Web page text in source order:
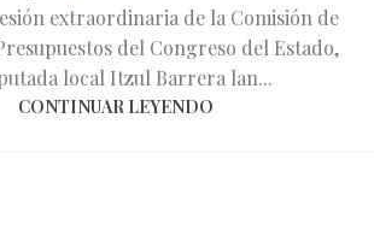
extraordinaria de la Comisión de
del Congreso del Estado,
local Itzul Barrera lan...
CONTINUAR LEYENDO